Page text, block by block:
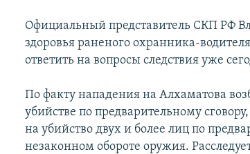
Официальный представитель СКП РФ
здоровья раненого охранника-
ответить на вопросы следствия уже
По факту нападения на Алхаматова
убийстве по предварительному
на убийство двух и более лиц по
незаконном обороте оружия.